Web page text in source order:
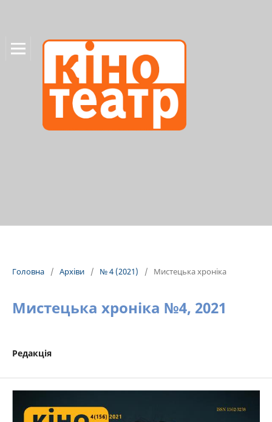
Головна / Архіви / № 4 (2021) / Мистецька хроніка
Мистецька хроніка №4, 2021
Редакція